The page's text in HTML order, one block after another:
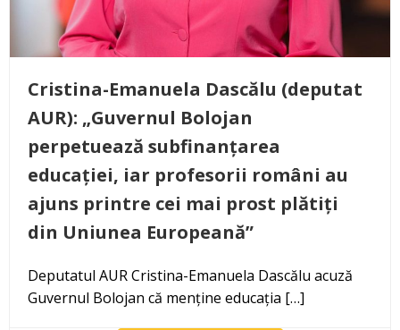
Cristina-Emanuela Dascălu (deputat
AUR): „Guvernul Bolojan
perpetuează subfinanțarea
educației, iar profesorii români au
ajuns printre cei mai prost plătiți
din Uniunea Europeană”
Deputatul AUR Cristina-Emanuela Dascălu acuză
Guvernul Bolojan că menține educația […]